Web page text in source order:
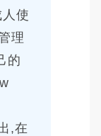
使
理
的
,在